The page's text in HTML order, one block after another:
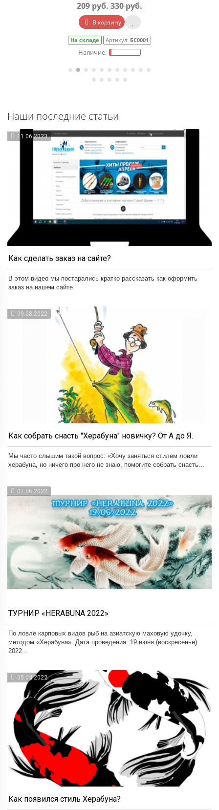
209 руб. 330 руб.
В корзину
На складе Артикул: БС0001
Наши последние статьи
11.06.2023
Как сделать заказ на сайте?
В этом видео мы постарались кратко рассказать как оформить
заказ на нашем сайте.
09.08.2022
Как собрать снасть "Херабуна" новичку? От А до Я.
Мы часто слышим такой вопрос: «Хочу заняться стилем ловли
херабуна, но ничего про него не знаю, помогите собрать снасть...
07.06.2022
ТУРНИР «HERABUNA 2022»
По ловле карповых видов рыб на азиатскую маховую удочку,
методом «Херабуна». Дата проведения: 19 июня (воскресенье)
2022...
05.04.2022
Как появился стиль Херабуна?